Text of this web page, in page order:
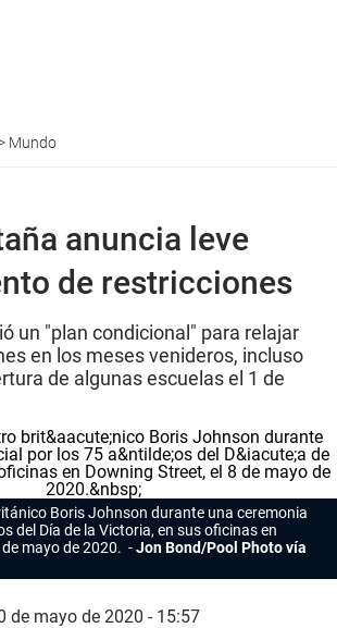
Mundo
anuncia leve
de restricciones
un "plan condicional" para relajar
en los meses venideros, incluso
de algunas escuelas el 1 de
Boris Johnson durante una ceremonia
del Día de la Victoria, en sus oficinas en
mayo de 2020.
Jon Bond/Pool Photo vía
de mayo de 2020 - 15:57